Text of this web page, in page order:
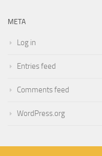
META
Log in
Entries feed
Comments feed
WordPress.org